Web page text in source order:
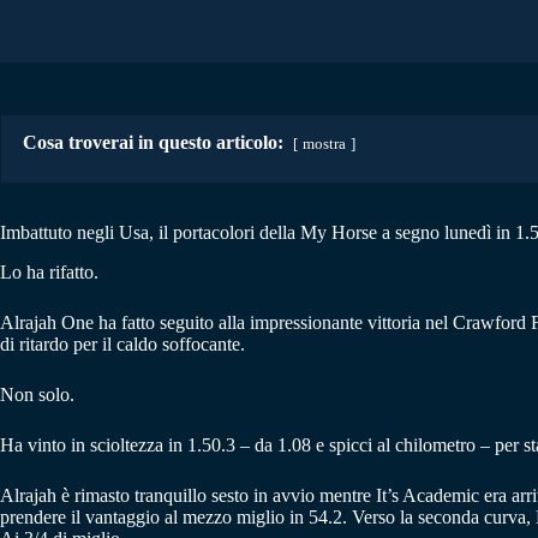
Cosa troverai in questo articolo: mostra
Imbattuto negli Usa, il portacolori della My Horse a segno lunedì in
Lo ha rifatto.
Alrajah One ha fatto seguito alla impressionante vittoria nel Crawford
di ritardo per il caldo soffocante.
Non solo.
Ha vinto in scioltezza in 1.50.3 – da 1.08 e spicci al chilometro – per
Alrajah è rimasto tranquillo sesto in avvio mentre It’s Academic era
prendere il vantaggio al mezzo miglio in 54.2. Verso la seconda